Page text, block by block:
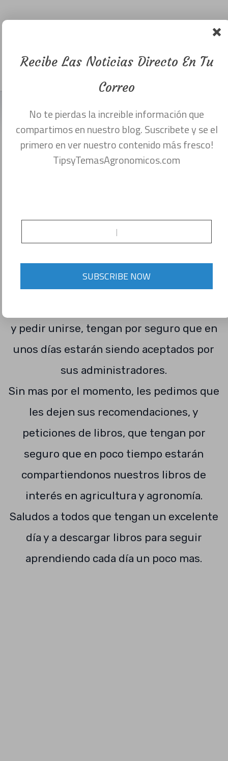
Libros y
Agronomía.
noviembre 11, 2016
CLICK AQUÍ PARA VISITAR LA PAGINA.
En esta publicación queremos invitarlos a
noticias relevantes del agro, todo con
descarga totalmente gratuita.
Al igual existe un grupo de Facebook con el
mismo nombre «Libros y Noticias de
y pedir unirse, tengan por seguro que en
unos días estarán siendo aceptados por
sus administradores.
Sin mas por el momento, les pedimos que
les dejen sus recomendaciones, y
peticiones de libros, que tengan por
seguro que en poco tiempo estarán
compartiendonos nuestros libros de
interés en agricultura y agronomía.
Saludos a todos que tengan un excelente
día y a descargar libros para seguir
aprendiendo cada día un poco mas.
Recibe Las Noticias Directo En Tu
Correo
No te pierdas la increible información que
compartimos en nuestro blog. Suscribete y se el
primero en ver nuestro contenido más fresco!
TipsyTemasAgronomicos.com
SUBSCRIBE NOW